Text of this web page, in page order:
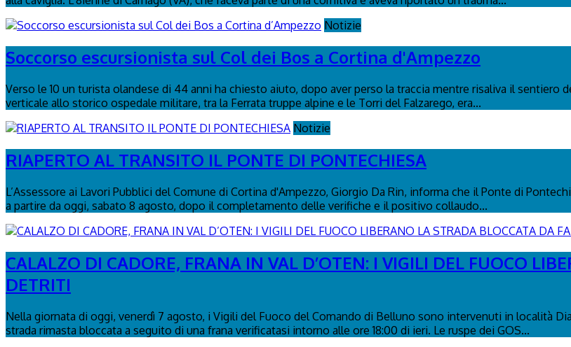
Notizie
Soccorso escursionista sul Col dei Bos a Cortina d'Ampezzo
Verso le 10 un turista olandese di 44 anni ha chiesto aiuto, dopo aver perso la traccia mentre risaliva il
verticale allo storico ospedale militare, tra la Ferrata truppe alpine e le Torri del Falzarego, era...
Notizie
RIAPERTO AL TRANSITO IL PONTE DI PONTECHIESA
L’Assessore ai Lavori Pubblici del Comune di Cortina d'Ampezzo, Giorgio Da Rin, informa che il Ponte di
a partire da oggi, sabato 8 agosto, dopo il completamento delle verifiche e il positivo collaudo...
CALALZO DI CADORE, FRANA IN VAL D’OTEN: I VIGILI DEL FUOCO
DETRITI
Nella giornata di oggi, venerdì 7 agosto, i Vigili del Fuoco del Comando di Belluno sono intervenuti in località
strada rimasta bloccata a seguito di una frana verificatasi intorno alle ore 18:00 di ieri. Le ruspe dei GOS...